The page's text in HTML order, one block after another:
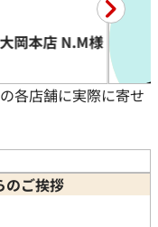
モール1丁目店 M様
各店舗に実際に寄せ
のご挨拶